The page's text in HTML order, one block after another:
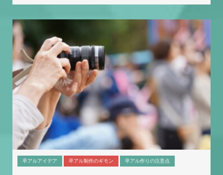
卒アルアイデア 卒アル制作のギモン 卒アル作りの注意点